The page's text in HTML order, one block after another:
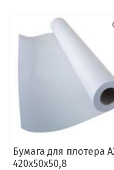
Бумага для плотера
420х50х50,8